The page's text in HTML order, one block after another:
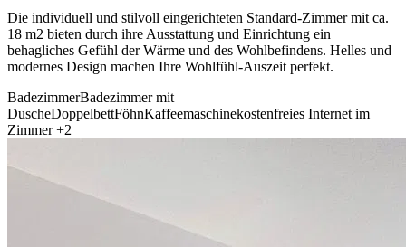
Die individuell und stilvoll eingerichteten Standard-Zimmer mit ca.
18 m2 bieten durch ihre Ausstattung und Einrichtung ein
behagliches Gefühl der Wärme und des Wohlbefindens. Helles und
modernes Design machen Ihre Wohlfühl-Auszeit perfekt.
BadezimmerBadezimmer mit
DuscheDoppelbettFöhnKaffeemaschinekostenfreies Internet im
Zimmer +2